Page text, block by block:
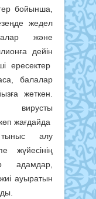
бойынша,
жедел
және
дейін
ересектер
балалар
жеткен.
вирусты
жағдайда
алу
жүйесінің
адамдар,
ауыратын